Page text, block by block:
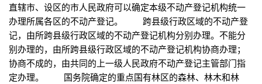
直辖市、设区的市人民政府可以确定本级不动产登记机构统一
办理所属各区的不动产登记。 跨县级行政区域的不动产登
记，由所跨县级行政区域的不动产登记机构分别办理。不能分
别办理的，由所跨县级行政区域的不动产登记机构协商办理；
协商不成的，由共同的上一级人民政府不动产登记主管部门指
定办理。 国务院确定的重点国有林区的森林、林木和林